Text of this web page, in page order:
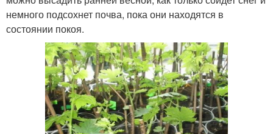
немного подсохнет почва, пока они находятся в
состоянии покоя.